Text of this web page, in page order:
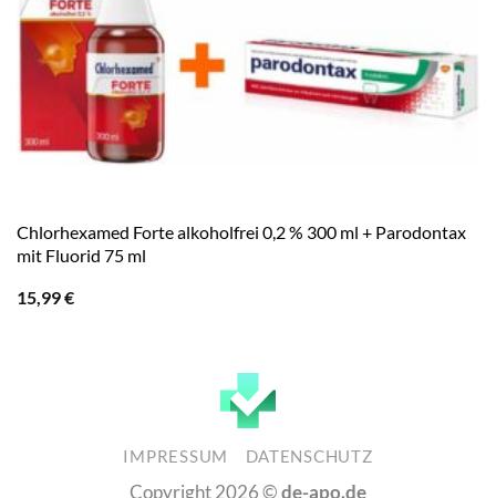
Chlorhexamed Forte alkoholfrei 0,2 % 300 ml + Parodontax
mit Fluorid 75 ml
15,99€
IMPRESSUM DATENSCHUTZ
Copyright 2026 ©de-apo.de